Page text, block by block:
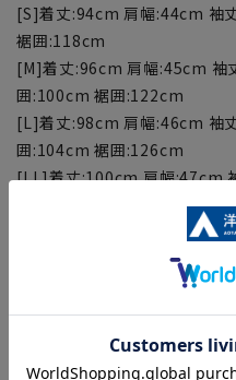
[S]着丈:94cm 肩幅:44cm 袖
裾囲:118cm
[M]着丈:96cm 肩幅:45cm 袖
囲:100cm 裾囲:122cm
[L]着丈:98cm 肩幅:46cm 袖
囲:104cm 裾囲:126cm
[LL]着丈:100cm 肩幅:47cm
[3L]着丈:102cm 肩幅:48cm
囲:112cm 裾囲:134cm
【商品に関するご注意】
■商品画像はサンプルのため
ある場合がございますので